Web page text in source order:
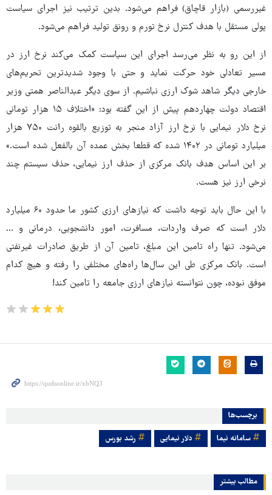
غیررسمی (بازار قاچاق) فراهم می‌شود. بدین ترتیب نیز اجرای سیاست
پولی مستقل با هدف کنترل نرخ تورم و رونق تولید فراهم می‌شود.
از این رو به نظر می‌رسد اجرای این سیاست کمک می‌کند نرخ ارز در
مسیر تعادلی خود حرکت نماید و حتی با وجود شدیدترین تحریم‌های
خارجی دیگر شاهد شوک ارزی نباشیم. از سوی دیگر عبدالناصر همتی وزیر
اقتصاد دولت چهاردهم پیش از این گفته بود: «اختلاف ۱۵ هزار تومانی
نرخ دلار نیمایی با نرخ ارز آزاد منجر به توزیع بالقوه رانت ۷۵۰ هزار
میلیارد تومانی در ۱۴۰۲ شده که قطعا بخش عمده آن بالفعل شده است.»
بر این اساس هدف بانک مرکزی از حذف ارز نیمایی، حذف سیستم چند
نرخی ارز نیز هست.
با این حال باید توجه داشت که نیازهای ارزی کشور ما حدود ۶۰ میلیارد
دلار است که صرف واردات، مسافرت، امور دانشجویی، درمانی و ...
می‌شود. تنها راه تامین این مبلغ، تامین آن از طریق صادرات غیرنفتی
است. بانک مرکزی طی این سال‌ها راه‌های مختلفی را رفته و هیچ کدام
موفق نبوده، چون نتوانسته نیازهای ارزی جامعه را تامین کند!
برچسب‌ها
سامانه نیما دلار نیمایی رشد بورس
مطالب بیشتر